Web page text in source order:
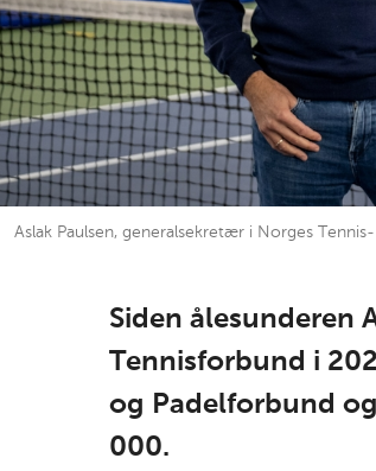
Aslak Paulsen, generalsekretær i Norges
Siden ålesunderen
Tennisforbund i
og Padelforbund
000.